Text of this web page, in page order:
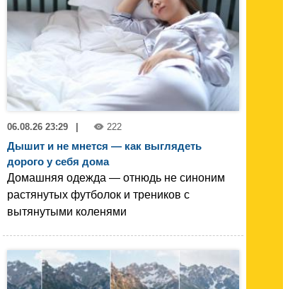
06.08.26 23:29 222
Дышит и не мнется — как выглядеть
дорого у себя дома
Домашняя одежда — отнюдь не синоним
растянутых футболок и треников с
вытянутыми коленями